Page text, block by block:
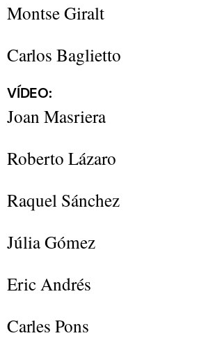
Montse Giralt
Carlos Baglietto
VÍDEO:
Joan Masriera ​
Roberto Lázaro
Raquel Sánchez
Júlia Gómez
Eric Andrés
Carles Pons